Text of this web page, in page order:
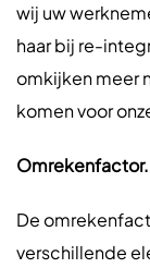
wij uw
haar bij re-
omkijken meer
komen voor
Omrekenfactor.
De
verschillende